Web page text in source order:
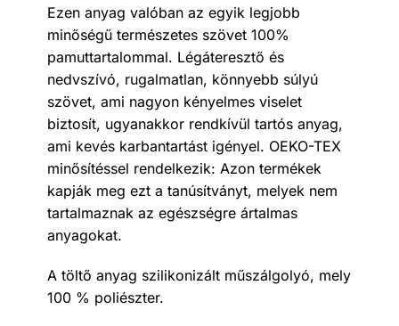
Ezen anyag valóban az egyik legjobb
minőségű természetes szövet 100%
pamuttartalommal. Légáteresztő és
nedvszívó, rugalmatlan, könnyebb súlyú
szövet, ami nagyon kényelmes viselet
biztosít, ugyanakkor rendkívül tartós anyag,
ami kevés karbantartást igényel. OEKO-TEX
minősítéssel rendelkezik: Azon termékek
kapják meg ezt a tanúsítványt, melyek nem
tartalmaznak az egészségre ártalmas
anyagokat.
A töltő anyag szilikonizált műszálgolyó, mely
100 % poliészter.